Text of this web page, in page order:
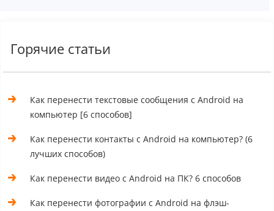
Горячие статьи
Как перенести текстовые сообщения с Android на
компьютер [6 способов]
Как перенести контакты с Android на компьютер? (6
лучших способов)
Как перенести видео с Android на ПК? 6 способов
Как перенести фотографии с Android на флэш-